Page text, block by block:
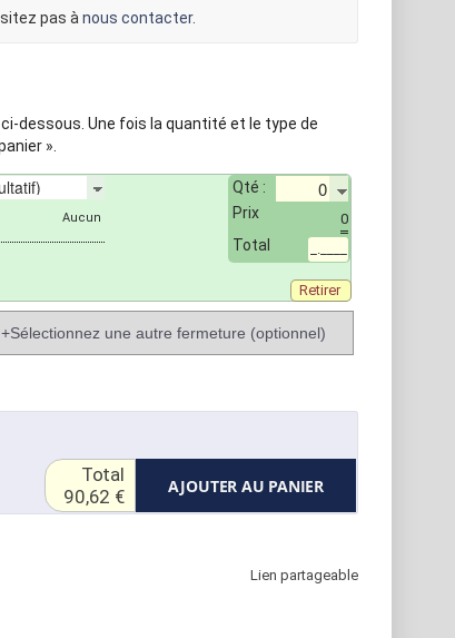
pas à nous contacter.
dessous. Une fois la quantité et le type de
».
Qté :
Prix
0
Total _.____
Retirer
+Sélectionnez une autre fermeture (optionnel)
AJOUTER AU PANIER
Total
90,62 €
Lien partageable